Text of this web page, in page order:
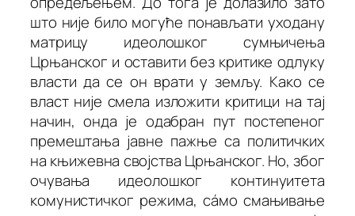
што није било могуће понављати уходану
матрицу идеолошког сумњичења
Црњанског и оставити без критике одлуку
власти да се он врати у земљу. Како се
власт није смела изложити критици на тај
начин, онда је одабран пут постепеног
премештања јавне пажње са политичких
на књижевна својства Црњанског. Но, због
очувања идеолошког континуитета
комунистичког режима, сáмо смањивање